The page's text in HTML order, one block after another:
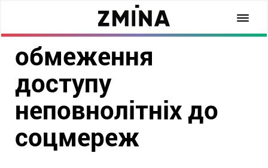
обмеження
доступу
неповнолітніх до
соцмереж